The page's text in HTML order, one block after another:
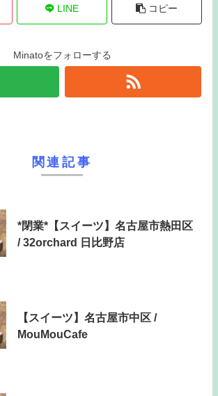
LINE コピー
Minatoをフォローする
関連記事
*閉業*【スイーツ】名古屋市熱田区
/ 32orchard 日比野店
【スイーツ】名古屋市中区 /
MouMouCafe